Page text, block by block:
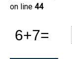
on line 44